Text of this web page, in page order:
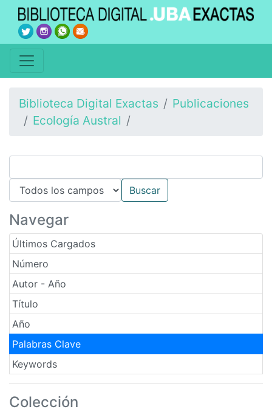
Biblioteca Digital Exactas
Publicaciones
Ecología Austral
Navegar
Últimos Cargados
Número
Autor - Año
Título
Año
Palabras Clave
Keywords
Colección